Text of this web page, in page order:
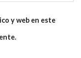
y web en este